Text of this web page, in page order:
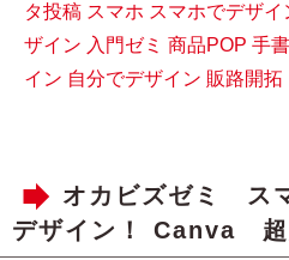
タ投稿 スマホ スマホでデザイ
ザイン 入門ゼミ 商品POP 手
イン 自分でデザイン 販路開拓
オカビズゼミ ス
デザイン！ Canva 超